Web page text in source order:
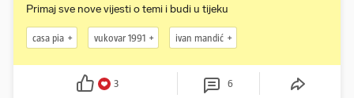
Primaj sve nove vijesti o temi i budi u tijeku
casa pia vukovar 1991 ivan mandić
3 6